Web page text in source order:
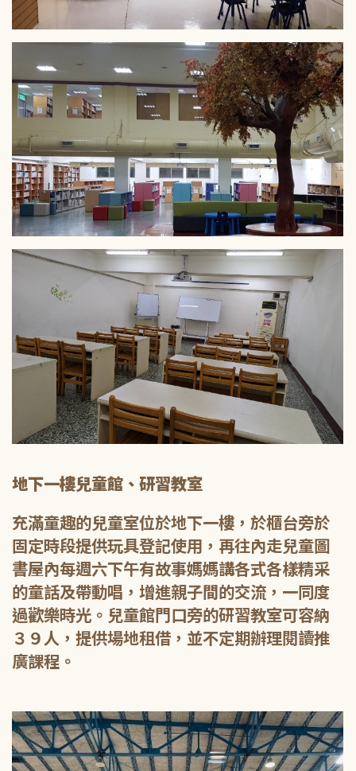
地下一樓兒童館、研習教室
充滿童趣的兒童室位於地下一樓，於櫃台旁於
固定時段提供玩具登記使用，再往內走兒童圖
書屋內每週六下午有故事媽媽講各式各樣精采
的童話及帶動唱，增進親子間的交流，一同度
過歡樂時光。兒童館門口旁的研習教室可容納
３９人，提供場地租借，並不定期辦理閱讀推
廣課程。